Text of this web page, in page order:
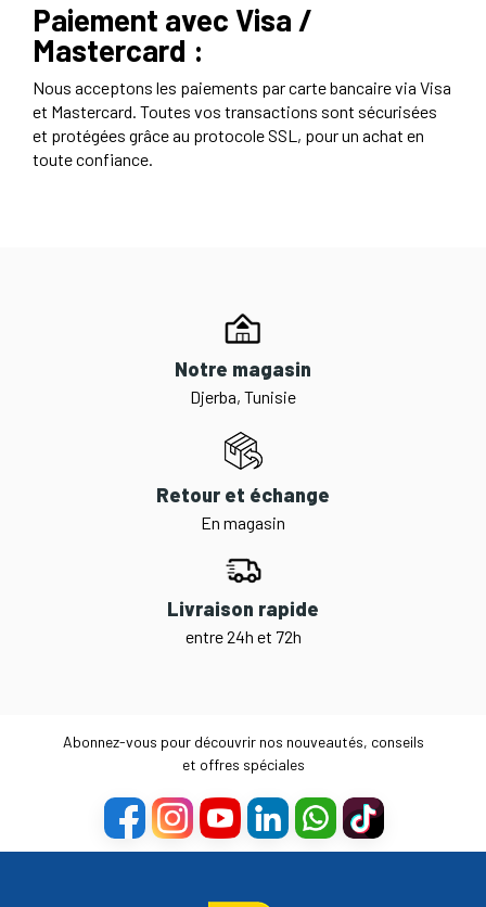
Paiement avec Visa /
Mastercard :
Nous acceptons les paiements par carte bancaire via Visa
et Mastercard. Toutes vos transactions sont sécurisées
et protégées grâce au protocole SSL, pour un achat en
toute confiance.
Notre magasin
Djerba, Tunisie
Retour et échange
En magasin
Livraison rapide
entre 24h et 72h
Abonnez-vous pour découvrir nos nouveautés, conseils
et offres spéciales